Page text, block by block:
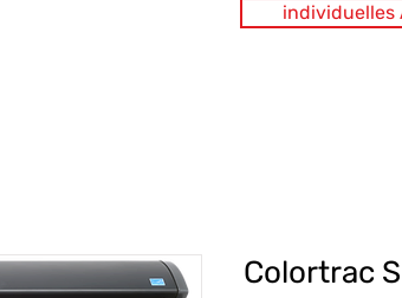
individuelles
Colortrac